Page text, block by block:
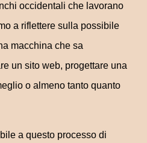
occidentali che lavorano
a riflettere sulla possibile
macchina che sa
un sito web, progettare una
o almeno tanto quanto
a questo processo di